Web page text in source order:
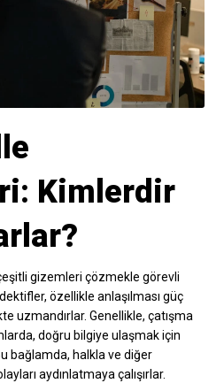
Kimlerdir
gizemleri çözmekle görevli
özellikle anlaşılması güç
uzmandırlar. Genellikle, çatışma
doğru bilgiye ulaşmak için
bağlamda, halkla ve diğer
aydınlatmaya çalışırlar.